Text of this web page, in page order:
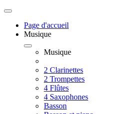
Page d'accueil
Musique
Musique
2 Clarinettes
2 Trompettes
4 Flûtes
4 Saxophones
Basson